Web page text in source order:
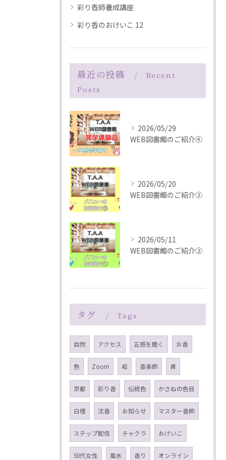
彩り香師養成講座
彩り香のおけいこ 12
最近の投稿
Recent
Posts
2026/05/29
WEB図書館のご紹介④
2026/05/20
WEB図書館のご紹介③
2026/05/11
WEB図書館のご紹介②
タグ Tags
自然 アクセス 五感を磨く お香
色 Zoom 和 香楽師 青
京都 彩り香 伝統色 かさねの色目
白檀 沈香 お知らせ マスター香師
ステップ配信 チャクラ おけいこ
50代女性 風水 香り オンライン